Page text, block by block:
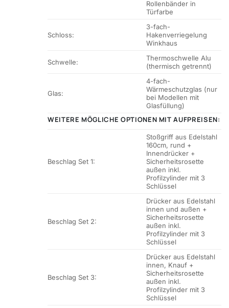
Rollenbänder in
Türfarbe
Schloss:
3-fach-
Hakenverriegelung
Winkhaus
Schwelle:
Thermoschwelle Alu
(thermisch getrennt)
Glas:
4-fach-
Wärmeschutzglas (nur
bei Modellen mit
Glasfüllung)
WEITERE MÖGLICHE OPTIONEN MIT AUFPREISEN:
Beschlag Set 1:
Stoßgriff aus Edelstahl
160cm, rund +
Innendrücker +
Sicherheitsrosette
außen inkl.
Profilzylinder mit 3
Schlüssel
Beschlag Set 2:
Drücker aus Edelstahl
innen und außen +
Sicherheitsrosette
außen inkl.
Profilzylinder mit 3
Schlüssel
Beschlag Set 3:
Drücker aus Edelstahl
innen, Knauf +
Sicherheitsrosette
außen inkl.
Profilzylinder mit 3
Schlüssel